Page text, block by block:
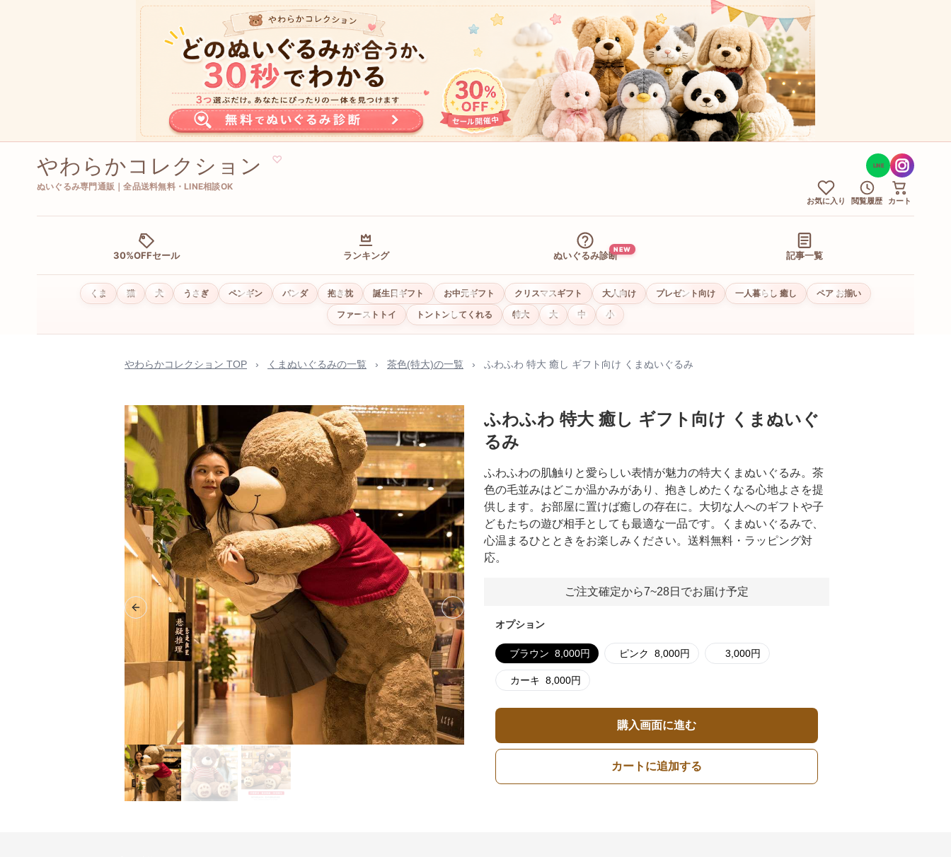
やわらかコレクション ♡
ぬいぐるみ専門通販｜全品送料無料・LINE相談OK
LINE
お気に入り 閲覧履歴 カート
30%OFFセール ランキング ぬいぐるみ診断
NEW
記事一覧
くま 猫 犬 うさぎ ペンギン パンダ 抱き枕 誕生日ギフト お中元ギフト クリスマスギフト 大人向け プレゼント向け 一人暮らし 癒し
ペア お揃い
ファーストトイ
トントンしてくれる 特大 大 中 小
やわらかコレクション TOP › くまぬいぐるみの一覧 › 茶色(特大)の一覧 › ふわふわ 特大 癒し ギフト向け くまぬいぐるみ
Previous slide Next slide
ふわふわ 特大 癒し ギフト向け くまぬいぐ
るみ
ふわふわの肌触りと愛らしい表情が魅力の特大くまぬいぐるみ。茶
色の毛並みはどこか温かみがあり、抱きしめたくなる心地よさを提
供します。お部屋に置けば癒しの存在に。大切な人へのギフトや子
どもたちの遊び相手としても最適な一品です。くまぬいぐるみで、
心温まるひとときをお楽しみください。送料無料・ラッピング対
応。
ご注文確定から7~28日でお届け予定
オプション
ブラウン 8,000円 ピンク 8,000円 3,000円
カーキ 8,000円
購入画面に進む
カートに追加する